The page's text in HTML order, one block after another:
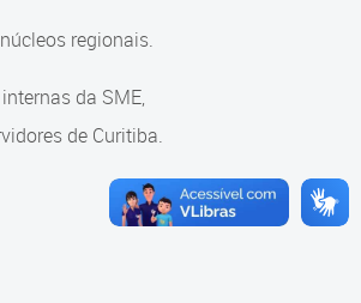
regionais.
da SME,
de Curitiba.